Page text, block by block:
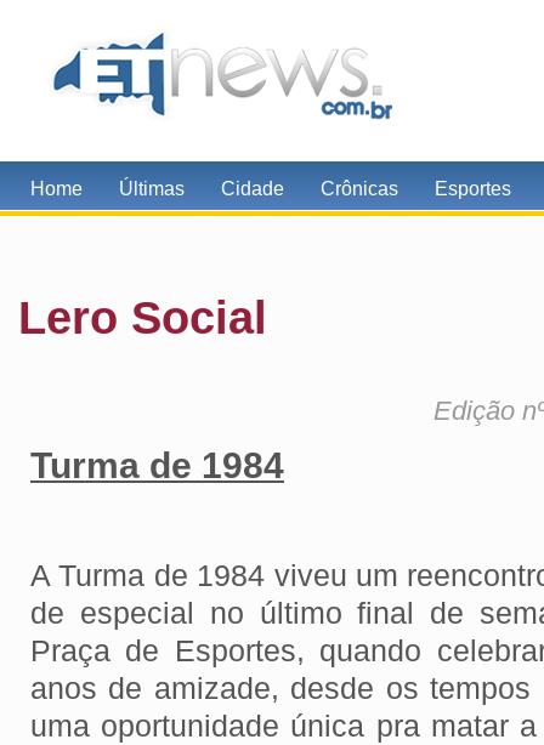
Home Últimas Cidade Crônicas Esportes
Lero Social
Edição
Turma de 1984
A Turma de 1984 viveu um
de especial no último final de
Praça de Esportes, quando
anos de amizade, desde os
uma oportunidade única pra matar